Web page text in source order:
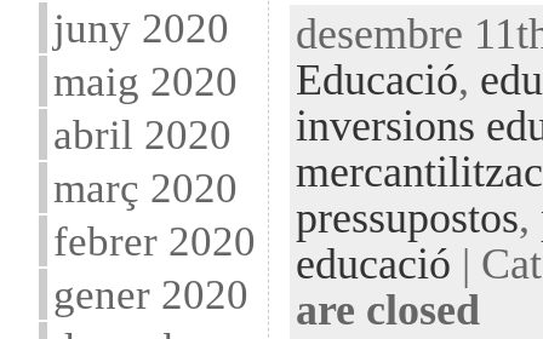
juny 2020
maig 2020
abril 2020
març 2020
febrer 2020
gener 2020
desembre
Educació,
inversions
pressupostos,
educació |
are closed